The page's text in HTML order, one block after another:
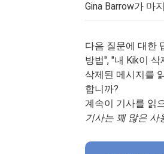
Gina Barrow가 마
다음 질문에 대한
방법", "내 Kik이
삭제된 메시지를
합니까?
계속이 기사를 읽
기사는 꽤 많은 사